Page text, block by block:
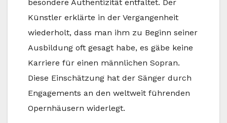
besondere Authentizität entfaltet. Der
Künstler erklärte in der Vergangenheit
wiederholt, dass man ihm zu Beginn seiner
Ausbildung oft gesagt habe, es gäbe keine
Karriere für einen männlichen Sopran.
Diese Einschätzung hat der Sänger durch
Engagements an den weltweit führenden
Opernhäusern widerlegt.